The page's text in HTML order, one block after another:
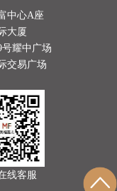
中心A座
大厦
耀中广场
交易广场
线客服